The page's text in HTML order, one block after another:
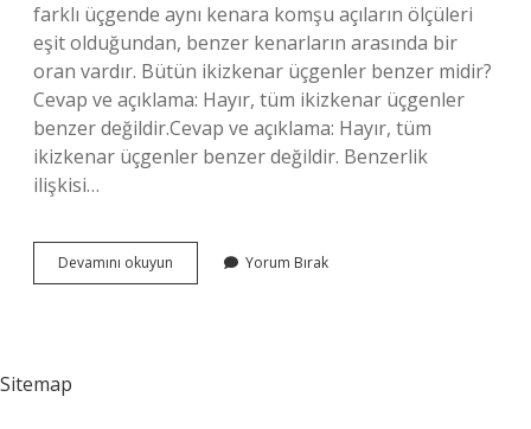
farklı üçgende aynı kenara komşu açıların ölçüleri
eşit olduğundan, benzer kenarların arasında bir
oran vardır. Bütün ikizkenar üçgenler benzer midir?
Cevap ve açıklama: Hayır, tüm ikizkenar üçgenler
benzer değildir.Cevap ve açıklama: Hayır, tüm
ikizkenar üçgenler benzer değildir. Benzerlik
ilişkisi…
Devamını okuyun
Üçgenler
Yorum Bırak
Sitemap